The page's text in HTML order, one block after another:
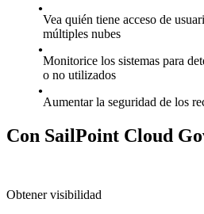
Vea quién tiene acceso de
múltiples nubes
Monitorice los sistemas para
o no utilizados
Aumentar la seguridad de los
Con SailPoint Cloud
Obtener visibilidad